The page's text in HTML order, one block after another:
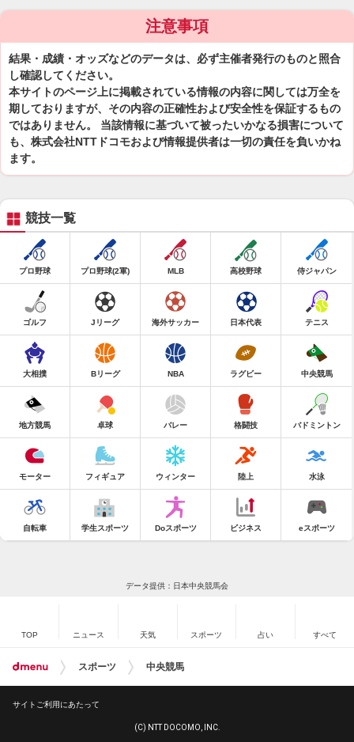
注意事項
結果・成績・オッズなどのデータは、必ず主催者発行のものと照合
し確認してください。
本サイトのページ上に掲載されている情報の内容に関しては万全を
期しておりますが、その内容の正確性および安全性を保証するもの
ではありません。 当該情報に基づいて被ったいかなる損害について
も、株式会社NTTドコモおよび情報提供者は一切の責任を負いかね
ます。
競技一覧
プロ野球 プロ野球(2軍) MLB 高校野球 侍ジャパン
ゴルフ Jリーグ 海外サッカー 日本代表 テニス
大相撲 Bリーグ NBA ラグビー 中央競馬
地方競馬 卓球 バレー 格闘技 バドミントン
モーター フィギュア ウィンター 陸上 水泳
自転車 学生スポーツ Doスポーツ ビジネス eスポーツ
データ提供：日本中央競馬会
TOP ニュース 天気 スポーツ 占い すべて
スポーツ 中央競馬
サイトご利用にあたって
(C) NTT DOCOMO, INC.